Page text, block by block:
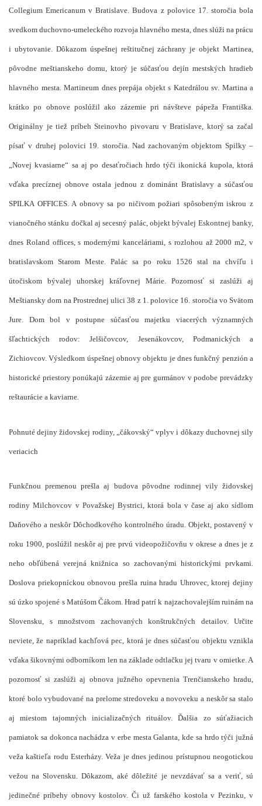
Collegium Emericanum v Bratislave. Budova z polovice 17. storočia bola
svedkom duchovno-umeleckého rozvoja hlavného mesta, dnes slúži na prácu
i ubytovanie. Dôkazom úspešnej reštitučnej záchrany je objekt Martinea,
pôvodne meštianskeho domu, ktorý je súčasťou dejín mestských hradieb
hlavného mesta. Martineum dnes prepája objekt s Katedrálou sv. Martina a
krátko po obnove poslúžil ako zázemie pri návšteve pápeža Františka.
Originálny je tiež príbeh Steinovho pivovaru v Bratislave, ktorý sa začal
písať v druhej polovici 19. storočia. Nad zachovaným objektom Spilky –
„Novej kvasiarne“ sa aj po desaťročiach hrdo týči ikonická kupola, ktorá
vďaka precíznej obnove ostala jednou z dominánt Bratislavy a súčasťou
SPILKA OFFICES. A obnovy sa po ničivom požiari spôsobeným iskrou z
vianočného stánku dočkal aj secesný palác, objekt bývalej Eskontnej banky,
dnes Roland offices, s modernými kanceláriami, s rozlohou až 2000 m2, v
bratislavskom Starom Meste. Palác sa po roku 1526 stal na chvíľu i
útočiskom bývalej uhorskej kráľovnej Márie. Pozornosť si zaslúži aj
Meštiansky dom na Prostrednej ulici 38 z 1. polovice 16. storočia vo Svätom
Jure. Dom bol v postupne súčasťou majetku viacerých významných
šľachtických rodov: Jelšičovcov, Jesenákovcov, Podmanických a
Zichiovcov. Výsledkom úspešnej obnovy objektu je dnes funkčný penzión a
historické priestory ponúkajú zázemie aj pre gurmánov v podobe prevádzky
reštaurácie a kaviarne.
Pohnuté dejiny židovskej rodiny, „čákovský“ vplyv i dôkazy duchovnej sily
veriacich
Funkčnou premenou prešla aj budova pôvodne rodinnej vily židovskej
rodiny Milchovcov v Považskej Bystrici, ktorá bola v čase aj ako sídlom
Daňového a neskôr Dôchodkového kontrolného úradu. Objekt, postavený v
roku 1900, poslúžil neskôr aj pre prvú videopožičovňu v okrese a dnes je z
neho obľúbená verejná knižnica so zachovanými historickými prvkami.
Doslova priekopníckou obnovou prešla ruina hradu Uhrovec, ktorej dejiny
sú úzko spojené s Matúšom Čákom. Hrad patrí k najzachovalejším ruinám na
Slovensku, s množstvom zachovaných konštrukčných detailov. Určite
neviete, že napríklad kachľová pec, ktorá je dnes súčasťou objektu vznikla
vďaka šikovnými odborníkom len na základe odtlačku jej tvaru v omietke. A
pozornosť si zaslúži aj obnova južného opevnenia Trenčianskeho hradu,
ktoré bolo vybudované na prelome stredoveku a novoveku a neskôr sa stalo
aj miestom tajomných inicializačných rituálov. Ďalšia zo súťažiacich
pamiatok sa dokonca nachádza v erbe mesta Galanta, kde sa hrdo týči južná
veža kaštieľa rodu Esterházy. Veža je dnes jedinou prístupnou neogotickou
vežou na Slovensku. Dôkazom, aké dôležité je nevzdávať sa a veriť, sú
jedinečné príbehy obnovy kostolov. Či už farského kostola v Pezinku, v